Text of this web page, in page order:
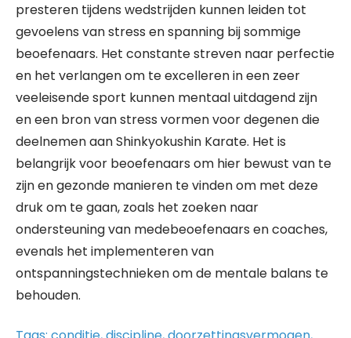
presteren tijdens wedstrijden kunnen leiden tot
gevoelens van stress en spanning bij sommige
beoefenaars. Het constante streven naar perfectie
en het verlangen om te excelleren in een zeer
veeleisende sport kunnen mentaal uitdagend zijn
en een bron van stress vormen voor degenen die
deelnemen aan Shinkyokushin Karate. Het is
belangrijk voor beoefenaars om hier bewust van te
zijn en gezonde manieren te vinden om met deze
druk om te gaan, zoals het zoeken naar
ondersteuning van medebeoefenaars en coaches,
evenals het implementeren van
ontspanningstechnieken om de mentale balans te
behouden.